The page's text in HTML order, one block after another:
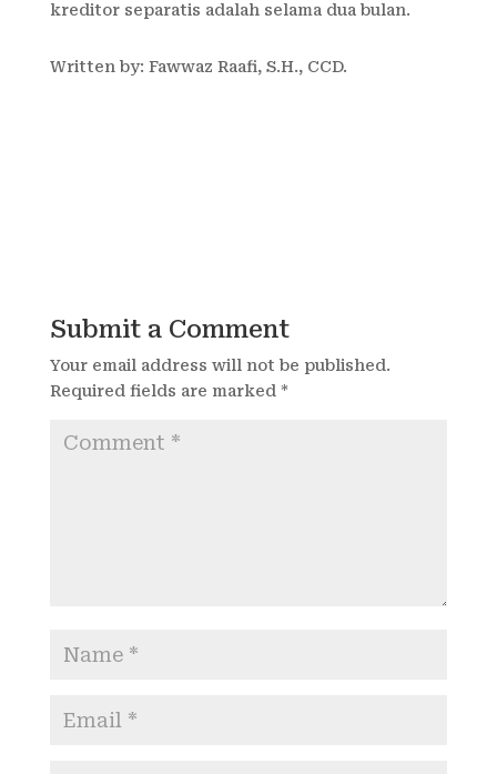
kreditor separatis adalah selama dua bulan.
Written by: Fawwaz Raafi, S.H., CCD.
Submit a Comment
Your email address will not be published.
Required fields are marked *